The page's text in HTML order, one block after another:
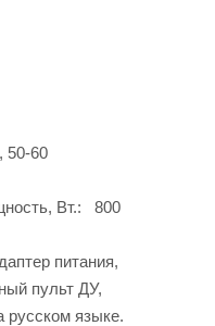
50-60
Вт.: 800
питания,
пульт ДУ,
русском языке.